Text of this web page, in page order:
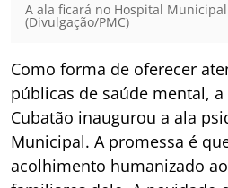
A ala ficará no Hospital
(Divulgação/PMC)
Como forma de oferecer
públicas de saúde mental,
Cubatão inaugurou a ala
Municipal. A promessa é
acolhimento humanizado